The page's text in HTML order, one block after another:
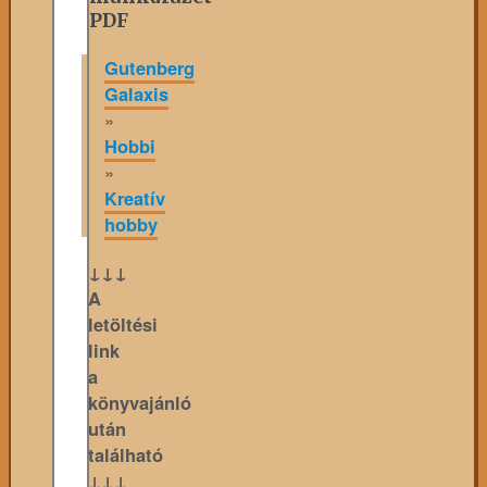
PDF
Gutenberg
Galaxis
»
Hobbi
»
Kreatív
hobby
↓↓↓
A
letöltési
link
a
könyvajánló
után
található
↓↓↓